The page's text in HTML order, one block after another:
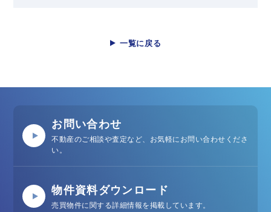
一覧に戻る
お問い合わせ
不動産のご相談や査定など、お気軽にお問い合わせくださ
い。
物件資料ダウンロード
売買物件に関する詳細情報を掲載しています。